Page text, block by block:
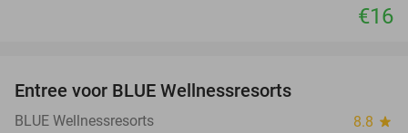
€16
Entree voor BLUE Wellnessresorts
BLUE Wellnessresorts 8.8 star